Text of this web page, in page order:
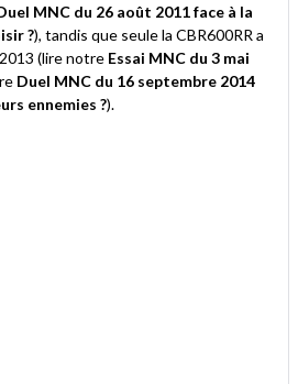
MNC du 26 août 2011 face à la
?), tandis que seule la CBR600RR a
(lire notre Essai MNC du 3 mai
Duel MNC du 16 septembre 2014
ennemies ?).